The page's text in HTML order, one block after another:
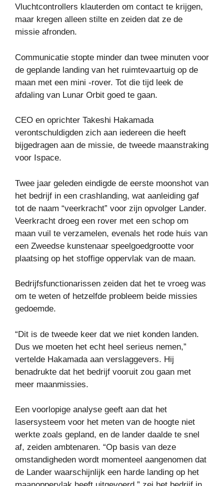
Vluchtcontrollers klauterden om contact te krijgen,
maar kregen alleen stilte en zeiden dat ze de
missie afronden.
Communicatie stopte minder dan twee minuten voor
de geplande landing van het ruimtevaartuig op de
maan met een mini -rover. Tot die tijd leek de
afdaling van Lunar Orbit goed te gaan.
CEO en oprichter Takeshi Hakamada
verontschuldigden zich aan iedereen die heeft
bijgedragen aan de missie, de tweede maanstraking
voor Ispace.
Twee jaar geleden eindigde de eerste moonshot van
het bedrijf in een crashlanding, wat aanleiding gaf
tot de naam “veerkracht” voor zijn opvolger Lander.
Veerkracht droeg een rover met een schop om
maan vuil te verzamelen, evenals het rode huis van
een Zweedse kunstenaar speelgoedgrootte voor
plaatsing op het stoffige oppervlak van de maan.
Bedrijfsfunctionarissen zeiden dat het te vroeg was
om te weten of hetzelfde probleem beide missies
gedoemde.
“Dit is de tweede keer dat we niet konden landen.
Dus we moeten het echt heel serieus nemen,”
vertelde Hakamada aan verslaggevers. Hij
benadrukte dat het bedrijf vooruit zou gaan met
meer maanmissies.
Een voorlopige analyse geeft aan dat het
lasersysteem voor het meten van de hoogte niet
werkte zoals gepland, en de lander daalde te snel
af, zeiden ambtenaren. “Op basis van deze
omstandigheden wordt momenteel aangenomen dat
de Lander waarschijnlijk een harde landing op het